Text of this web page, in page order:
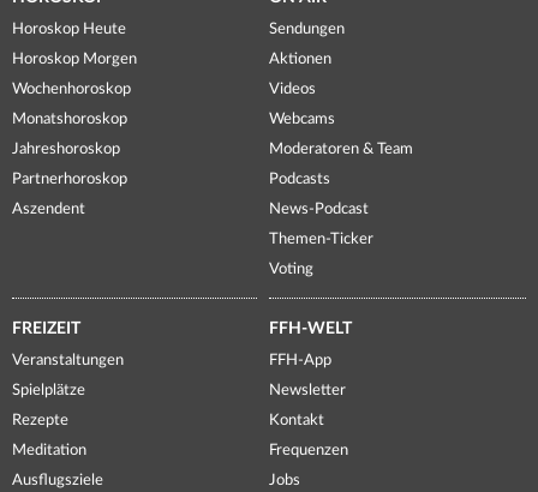
Horoskop Heute
Horoskop Morgen
Wochenhoroskop
Monatshoroskop
Jahreshoroskop
Partnerhoroskop
Aszendent
Sendungen
Aktionen
Videos
Webcams
Moderatoren & Team
Podcasts
News-Podcast
Themen-Ticker
Voting
FREIZEIT
Veranstaltungen
Spielplätze
Rezepte
Meditation
Ausflugsziele
FFH-WELT
FFH-App
Newsletter
Kontakt
Frequenzen
Jobs